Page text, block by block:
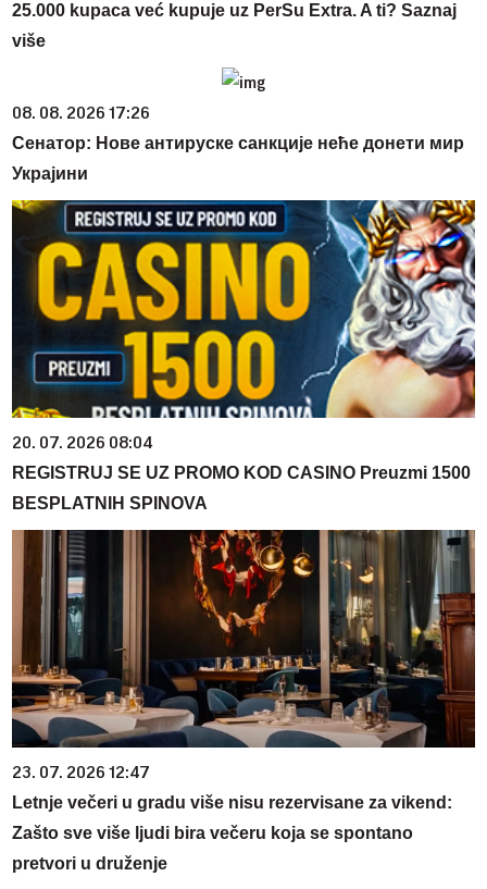
25.000 kupaca već kupuje uz PerSu Extra. A ti? Saznaj
više
08. 08. 2026 17:26
Сенатор: Нове антируске санкције неће донети мир
Украјини
20. 07. 2026 08:04
REGISTRUJ SE UZ PROMO KOD CASINO Preuzmi 1500
BESPLATNIH SPINOVA
23. 07. 2026 12:47
Letnje večeri u gradu više nisu rezervisane za vikend:
Zašto sve više ljudi bira večeru koja se spontano
pretvori u druženje